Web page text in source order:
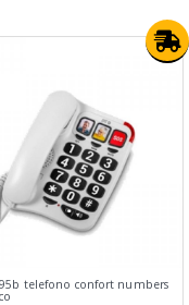
telefono confort numbers